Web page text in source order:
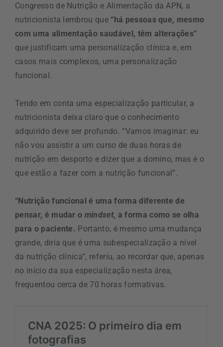
Congresso de Nutrição e Alimentação da APN, a
nutricionista lembrou que “há pessoas que, mesmo
com uma alimentação saudável, têm alterações”
que justificam uma personalização clínica e, em
casos mais complexos, uma personalização
funcional.
Tendo em conta uma especialização particular, a
nutricionista deixa claro que o conhecimento
adquirido deve ser profundo. “Vamos imaginar: eu
não vou assistir a um curso de duas horas de
nutrição em desporto e dizer que a domino, mas é o
que estão a fazer com a nutrição funcional”.
“Nutrição funcional é uma forma diferente de
pensar, é mudar o mindset, a forma como se olha
para o paciente. Portanto, é mesmo uma mudança
grande, diria que é uma subespecialização a nível
da nutrição clínica”, referiu, ao recordar que, apenas
no início da sua especialização nesta área,
frequentou cerca de 70 horas formativas.